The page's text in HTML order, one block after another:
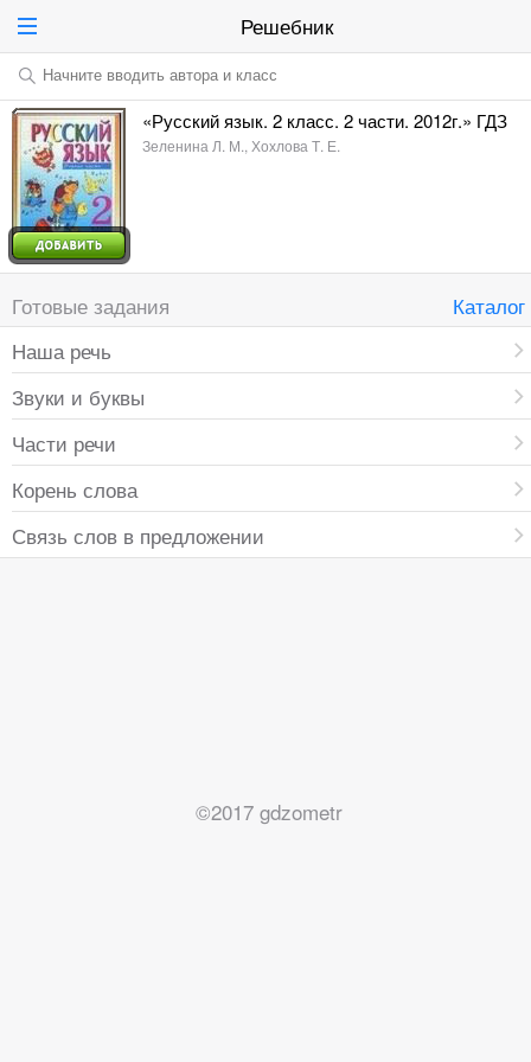
Решебник
Начните вводить автора и класс
«Русский язык. 2 класс. 2 части. 2012г.» ГДЗ
Зеленина Л. М., Хохлова Т. Е.
Готовые задания
Каталог
Наша речь
Звуки и буквы
Части речи
Корень слова
Связь слов в предложении
©2017 gdzometr